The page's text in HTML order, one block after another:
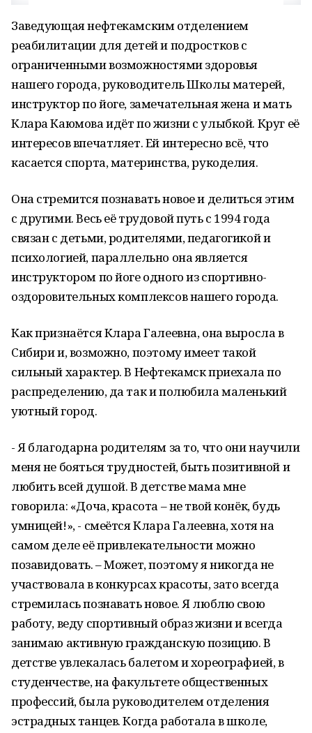
Заведующая нефтекамским отделением
реабилитации для детей и подростков с
ограниченными возможностями здоровья
нашего города, руководитель Школы матерей,
инструктор по йоге, замечательная жена и мать
Клара Каюмова идёт по жизни с улыбкой. Круг её
интересов впечатляет. Ей интересно всё, что
касается спорта, материнства, рукоделия.
Она стремится познавать новое и делиться этим
с другими. Весь её трудовой путь с 1994 года
связан с детьми, родителями, педагогикой и
психологией, параллельно она является
инструктором по йоге одного из спортивно-
оздоровительных комплексов нашего города.
Как признаётся Клара Галеевна, она выросла в
Сибири и, возможно, поэтому имеет такой
сильный характер. В Нефтекамск приехала по
распределению, да так и полюбила маленький
уютный город.
- Я благодарна родителям за то, что они научили
меня не бояться трудностей, быть позитивной и
любить всей душой. В детстве мама мне
говорила: «Доча, красота – не твой конёк, будь
умницей!», - смеётся Клара Галеевна, хотя на
самом деле её привлекательности можно
позавидовать. – Может, поэтому я никогда не
участвовала в конкурсах красоты, зато всегда
стремилась познавать новое. Я люблю свою
работу, веду спортивный образ жизни и всегда
занимаю активную гражданскую позицию. В
детстве увлекалась балетом и хореографией, в
студенчестве, на факультете общественных
профессий, была руководителем отделения
эстрадных танцев. Когда работала в школе,